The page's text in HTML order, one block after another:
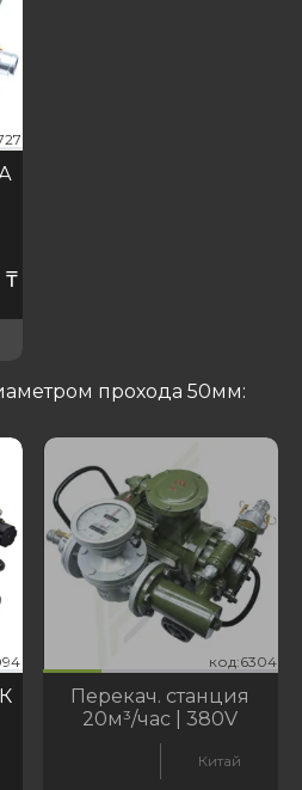
₸
прохода 50мм:
код:1094
код:6304
Перекач. станция
20м³/час | 380V
Китай